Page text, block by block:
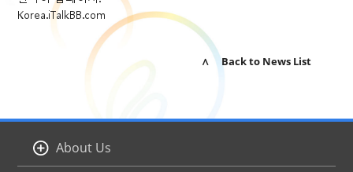
Korea.iTalkBB.com
∧ Back to News List
About Us